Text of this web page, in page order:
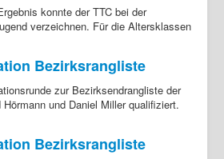
konnte der TTC bei der
verzeichnen. Für die Altersklassen
Bezirksrangliste
zur Bezirksendrangliste der
und Daniel Miller qualifiziert.
Bezirksrangliste